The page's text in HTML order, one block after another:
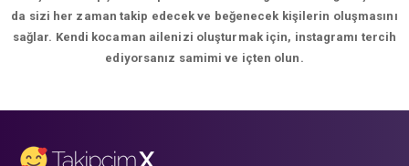
da sizi her zaman takip edecek ve beğenecek kişilerin oluşmasını
sağlar. Kendi kocaman ailenizi oluşturmak için, instagramı tercih
ediyorsanız samimi ve içten olun.